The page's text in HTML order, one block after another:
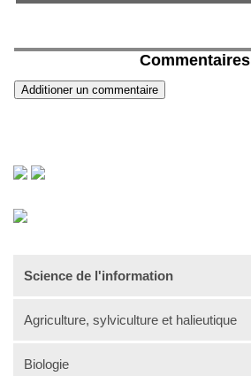
Science de l'information
Agriculture, sylviculture et halieutique
Biologie
Commentaires